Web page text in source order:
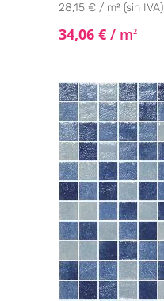
28,15 € / m² (sin IVA)
34,06 € / m2